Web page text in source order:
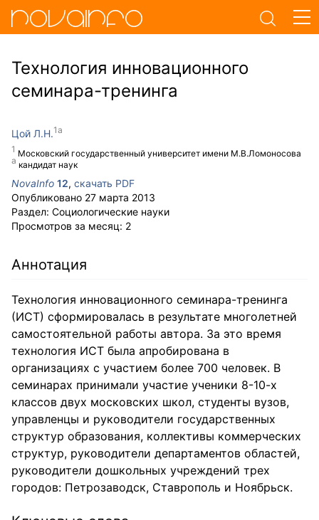
Технология инновационного
семинара-тренинга
Цой Л.Н.
Московский государственный университет имени М.В.Ломоносова
кандидат наук
NovaInfo 12, скачать PDF
Опубликовано 27 марта 2013
Раздел: Социологические науки
Просмотров за месяц: 2
Аннотация
Технология инновационного семинара-тренинга
(ИСТ) сформировалась в результате многолетней
самостоятельной работы автора. За это время
технология ИСТ была апробирована в
организациях с участием более 700 человек. В
семинарах принимали участие ученики 8-10-х
классов двух московских школ, студенты вузов,
управленцы и руководители государственных
структур образования, коллективы коммерческих
структур, руководители департаментов областей,
руководители дошкольных учреждений трех
городов: Петрозаводск, Ставрополь и Ноябрьск.